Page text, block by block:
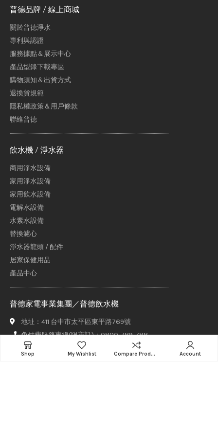
普德品牌 / 線上商城
關於普德淨水
專利與認證
服務據點＆展示中心
產品型錄下載專區
購物須知＆出貨方式
退換貨規範
隱私權政策＆用戶條款
聯絡普德
飲水機 / 淨水器
商用淨水設備
家用淨水設備
家用飲水設備
電解水設備
水素水設備
替換濾心
淨水器龍頭 / 配件
居家保健用品
產品中心
普德家電事業集團／普德飲水機
地址：411 台中市太平區東平路769號
免付費服務專線(限市話)：0800-789-788
手機請撥打：04-22706789
Shop My Wishlist Compare Products Account